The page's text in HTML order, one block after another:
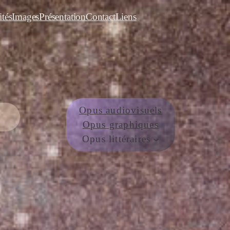
ImagesPrésentationContactLiens
Opus audiovisuels
Opus graphiques
Opus littéraires